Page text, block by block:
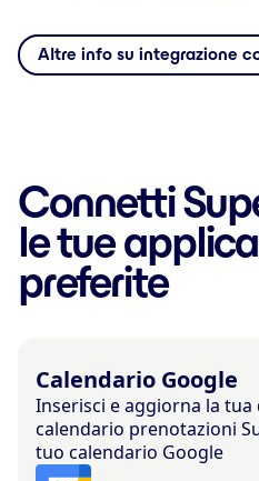
Altre info su integrazione
Connetti
le tue
preferite
Calendario Google
Inserisci e aggiorna la
calendario prenotazioni
tuo calendario Google